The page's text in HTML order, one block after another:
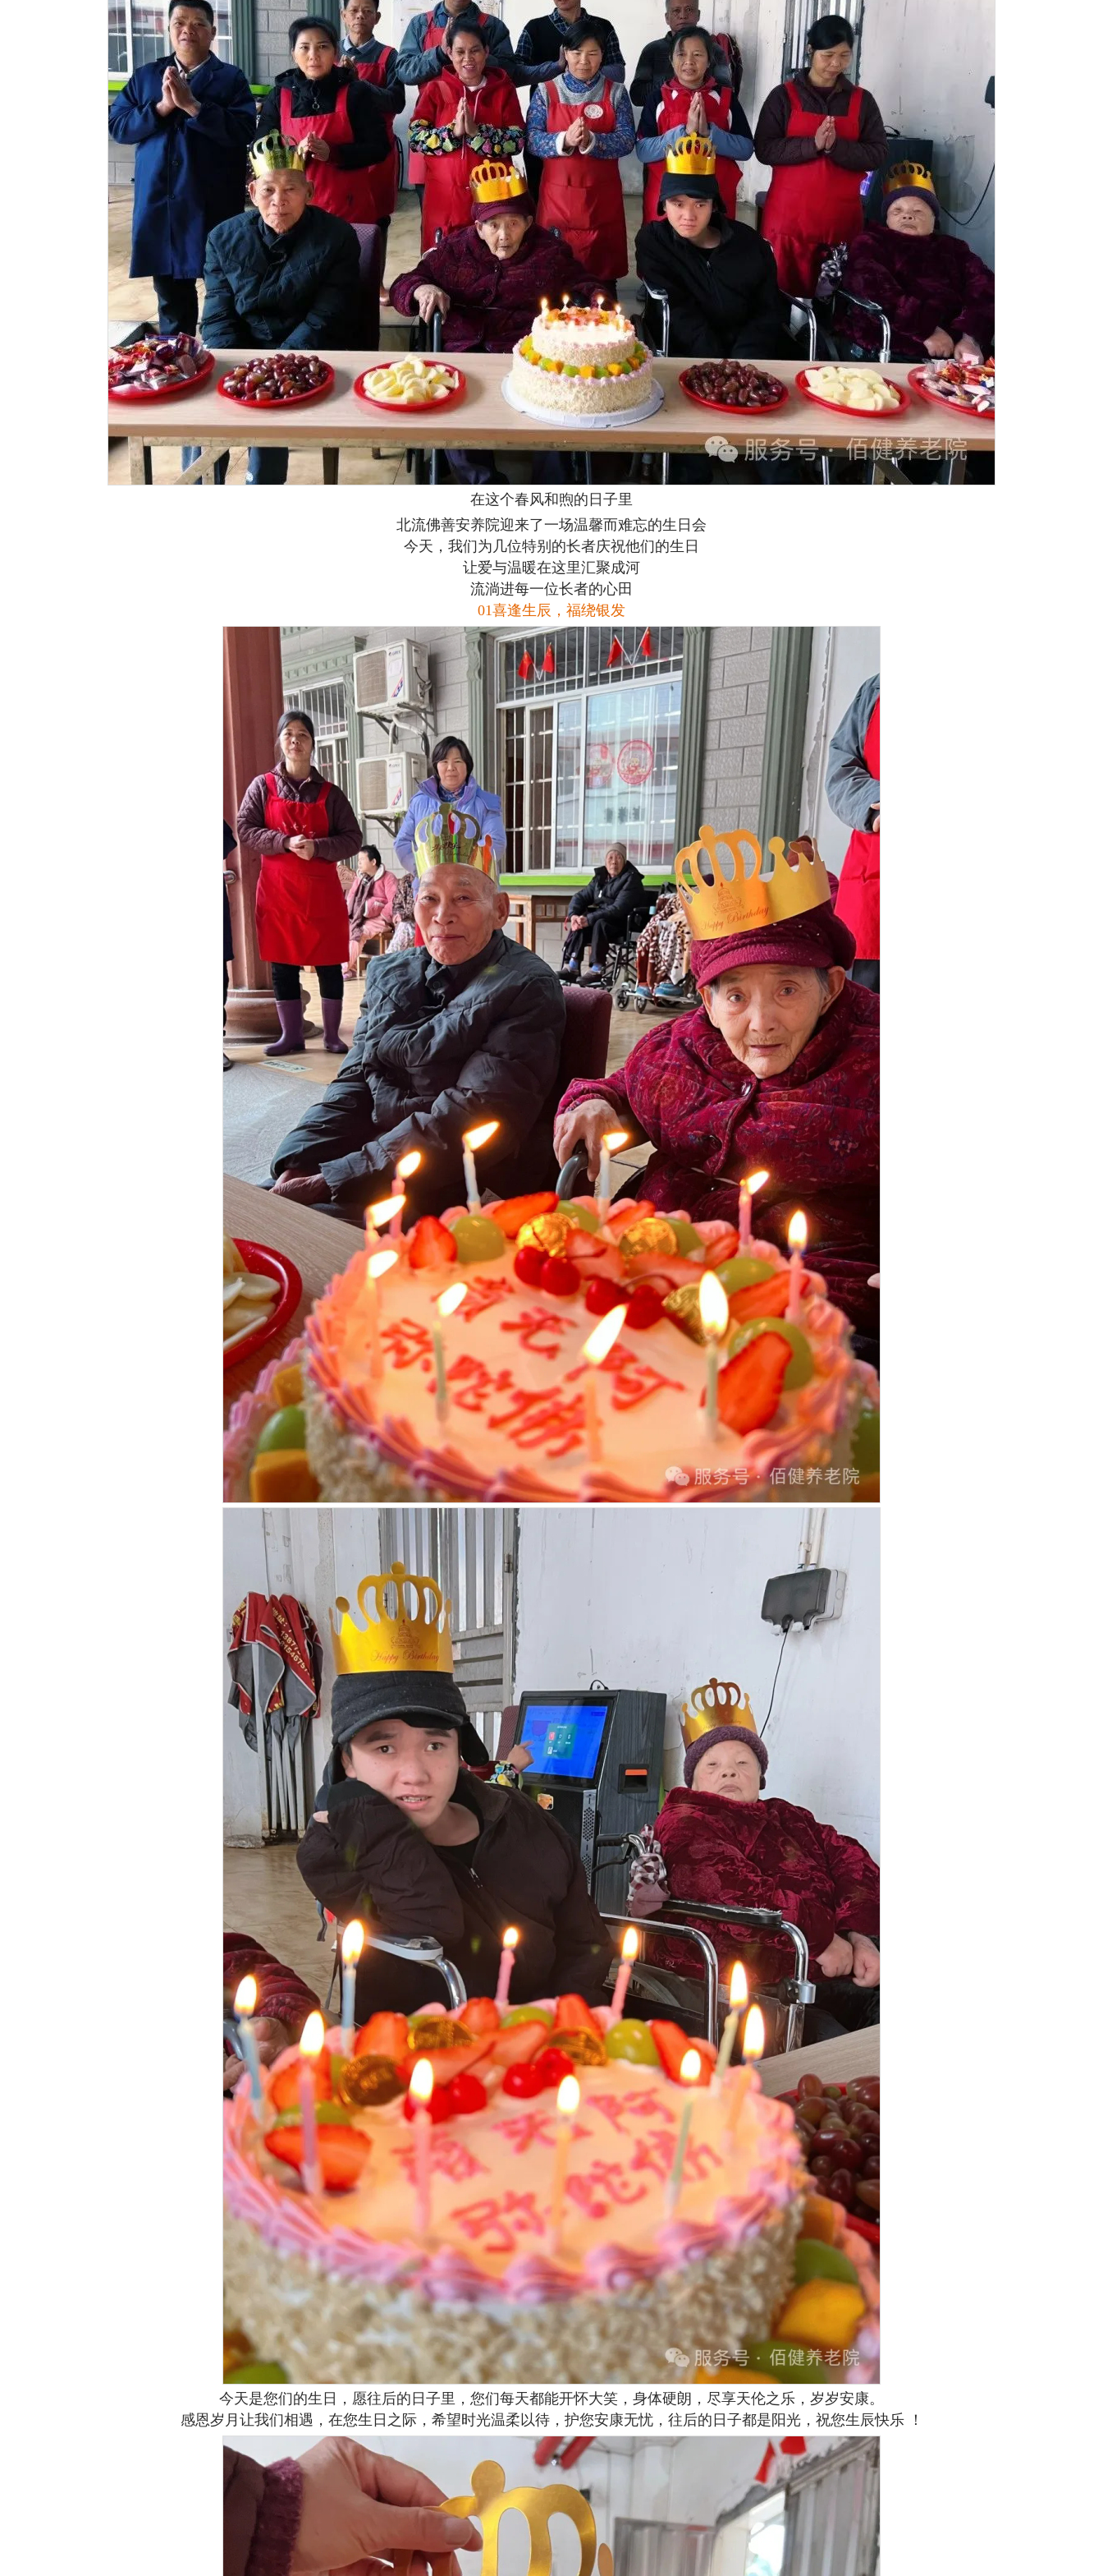
在这个春风和煦的日子里
北流佛善安养院迎来了一场温馨而难忘的生日会
今天，我们为几位特别的长者庆祝他们的生日
让爱与温暖在这里汇聚成河
流淌进每一位长者的心田
01喜逢生辰，福绕银发
今天是您们的生日，愿往后的日子里，您们每天都能开怀大笑，身体硬朗，尽享天伦之乐，岁岁安康。
感恩岁月让我们相遇，在您生日之际，希望时光温柔以待，护您安康无忧，往后的日子都是阳光，祝您生辰快乐 ！